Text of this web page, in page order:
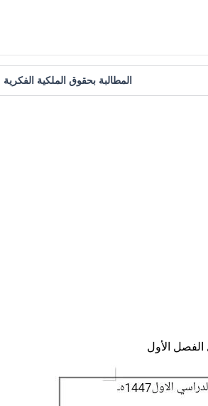
المطالبة بحقوق الملكية الفكرية
الأول